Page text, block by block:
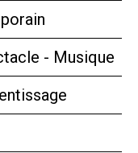
- Musique